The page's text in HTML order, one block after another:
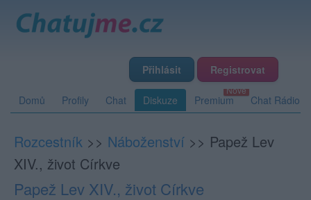
Přihlásit Registrovat
Domů Profily Chat Diskuze Premium Chat Rádio
Rozcestník >> Náboženství >> Papež Lev
XIV., život Církve
Papež Lev XIV., život Církve